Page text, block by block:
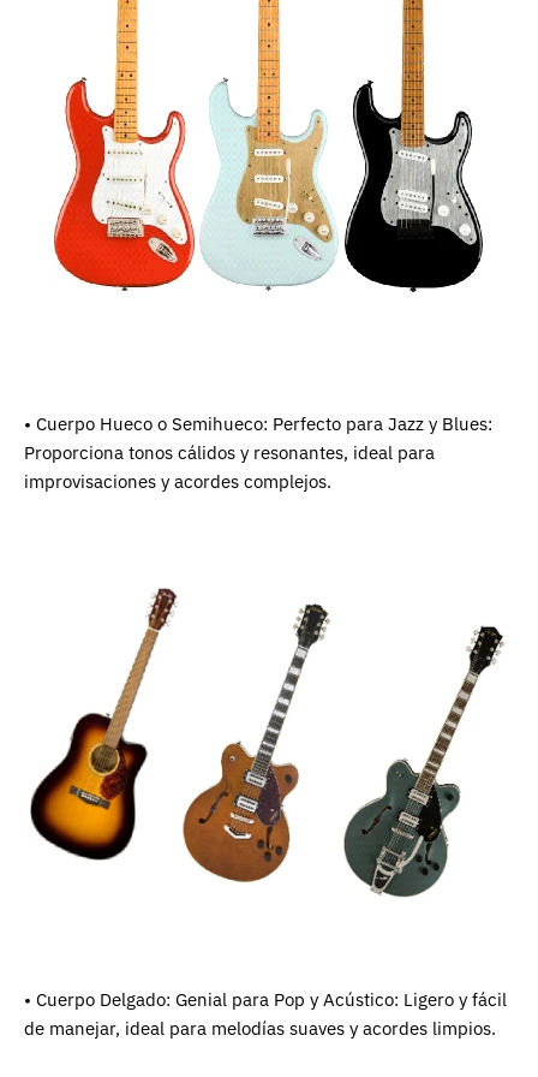
• Cuerpo Hueco o Semihueco: Perfecto para Jazz y Blues:
Proporciona tonos cálidos y resonantes, ideal para
improvisaciones y acordes complejos.
• Cuerpo Delgado: Genial para Pop y Acústico: Ligero y fácil
de manejar, ideal para melodías suaves y acordes limpios.